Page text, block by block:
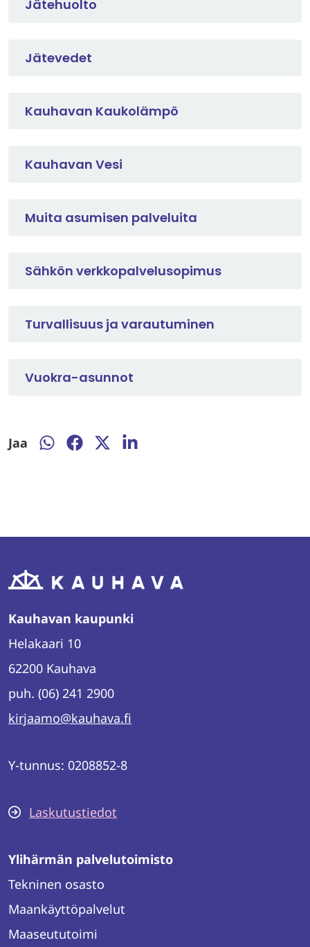
Jätehuolto
Jätevedet
Kauhavan Kaukolämpö
Kauhavan Vesi
Muita asumisen palveluita
Sähkön verkkopalvelusopimus
Turvallisuus ja varautuminen
Vuokra-asunnot
Jaa
Jaa
Jaa
Jaa
Jaa
Kauhavan kaupunki
Helakaari 10
62200 Kauhava
puh. (06) 241 2900
kirjaamo@kauhava.fi
Y-tunnus: 0208852-8
Laskutustiedot
Ylihärmän palvelutoimisto
Tekninen osasto
Maankäyttöpalvelut
Maaseututoimi